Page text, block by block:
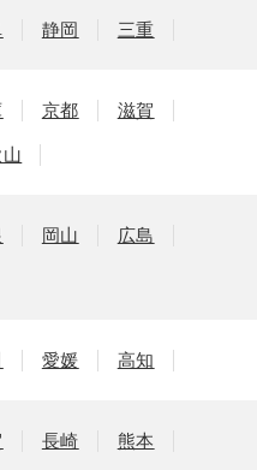
静岡 三重
京都 滋賀
岡山 広島
愛媛 高知
長崎 熊本